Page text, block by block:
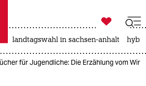
taz zahl ich
taz zahl ich

taz zahl ich
landtagswahl in sachsen-anhalt
für Jugendliche: Die Erzählung vom Wir